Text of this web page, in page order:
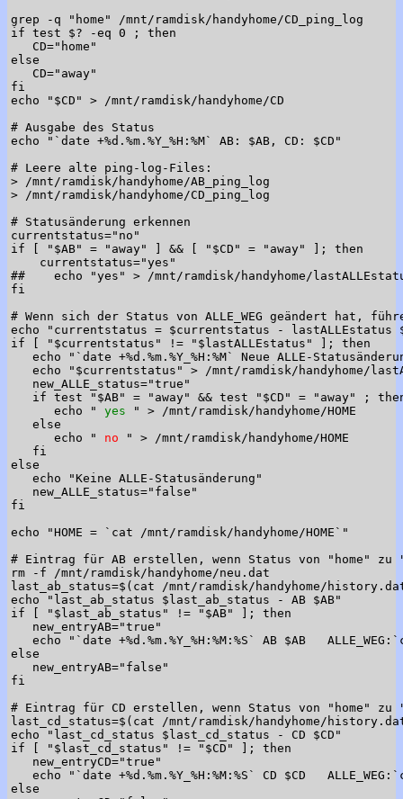
grep -q "home" /mnt/ramdisk/handyhome/CD_ping_log
if test $? -eq 0 ; then
   CD="home"
else
   CD="away"
fi
echo "$CD" > /mnt/ramdisk/handyhome/CD
# Ausgabe des Status
echo "`date +%d.%m.%Y_%H:%M` AB: $AB, CD: $CD"
# Leere alte ping-log-Files:
> /mnt/ramdisk/handyhome/AB_ping_log
> /mnt/ramdisk/handyhome/CD_ping_log
# Statusänderung erkennen
currentstatus="no"
if [ "$AB" = "away" ] && [ "$CD" = "away" ]; then
    currentstatus="yes"
##    echo "yes" > /mnt/ramdisk/handyhome/
fi
# Wenn sich der Status von ALLE_WEG geändert hat,
echo "currentstatus = $currentstatus - lastALLEstatus
if [ "$currentstatus" != "$lastALLEstatus" ]; then
echo "`date +%d.%m.%Y_%H:%M` Neue ALLE-
echo "$currentstatus" > /mnt/ramdisk/handyhome/
   new_ALLE_status="true"
if test "$AB" = "away" && test "$CD" = "away" ;
      echo "
yes
" > /mnt/ramdisk/handyhome/HOME
   else
      echo "
no
" > /mnt/ramdisk/handyhome/HOME
   fi
else
   echo "Keine ALLE-Statusänderung"
   new_ALLE_status="false"
fi
echo "HOME = `cat /mnt/ramdisk/handyhome/HOME`"
# Eintrag für AB erstellen, wenn Status von "home" zu
rm -f /mnt/ramdisk/handyhome/neu.dat
last_ab_status=$(cat /mnt/ramdisk/handyhome/
echo "last_ab_status $last_ab_status - AB $AB"
if [ "$last_ab_status" != "$AB" ]; then
   new_entryAB="true"
echo "`date +%d.%m.%Y_%H:%M:%S` AB $AB
else
   new_entryAB="false"
fi
# Eintrag für CD erstellen, wenn Status von "home" zu
last_cd_status=$(cat /mnt/ramdisk/handyhome/
echo "last_cd_status $last_cd_status - CD $CD"
if [ "$last_cd_status" != "$CD" ]; then
   new_entryCD="true"
echo "`date +%d.%m.%Y_%H:%M:%S` CD $CD
else